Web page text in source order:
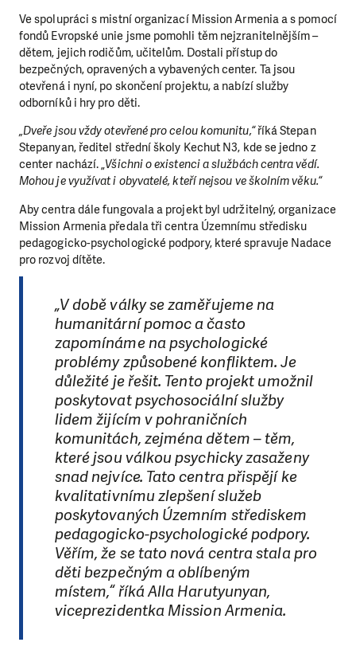
Ve spolupráci s mistní organizací Mission Armenia a s pomocí
fondů Evropské unie jsme pomohli těm nejzranitelnějším –
dětem, jejich rodičům, učitelům. Dostali přístup do
bezpečných, opravených a vybavených center. Ta jsou
otevřená i nyní, po skončení projektu, a nabízí služby
odborníků i hry pro děti.
„Dveře jsou vždy otevřené pro celou komunitu,“říká Stepan
Stepanyan, ředitel střední školy Kechut N3, kde se jedno z
center nachází. „Všichni o existenci a službách centra vědí.
Mohou je využívat i obyvatelé, kteří nejsou ve školním věku.“
Aby centra dále fungovala a projekt byl udržitelný, organizace
Mission Armenia předala tři centra Územnímu středisku
pedagogicko-psychologické podpory, které spravuje Nadace
pro rozvoj dítěte.
„V době války se zaměřujeme na
humanitární pomoc a často
zapomínáme na psychologické
problémy způsobené konfliktem. Je
důležité je řešit. Tento projekt umožnil
poskytovat psychosociální služby
lidem žijícím v pohraničních
komunitách, zejména dětem – těm,
které jsou válkou psychicky zasaženy
snad nejvíce. Tato centra přispějí ke
kvalitativnímu zlepšení služeb
poskytovaných Územním střediskem
pedagogicko-psychologické podpory.
Věřím, že se tato nová centra stala pro
děti bezpečným a oblíbeným
místem,“říká Alla Harutyunyan,
viceprezidentka Mission Armenia.